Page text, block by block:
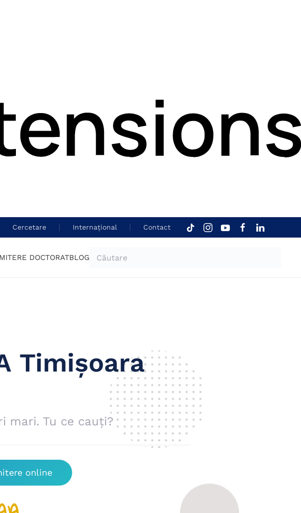
Cercetare Internațional Contact
DOCTORATBLOG
Timișoara
mari. Tu ce cauți?
online